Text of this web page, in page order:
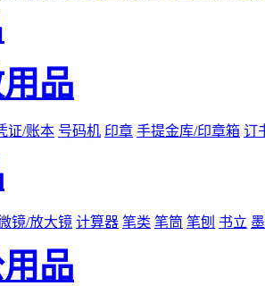
品
证/账本 号码机 印章 手提金库/印章箱 订
镜/放大镜 计算器 笔类 笔筒 笔刨 书立
品